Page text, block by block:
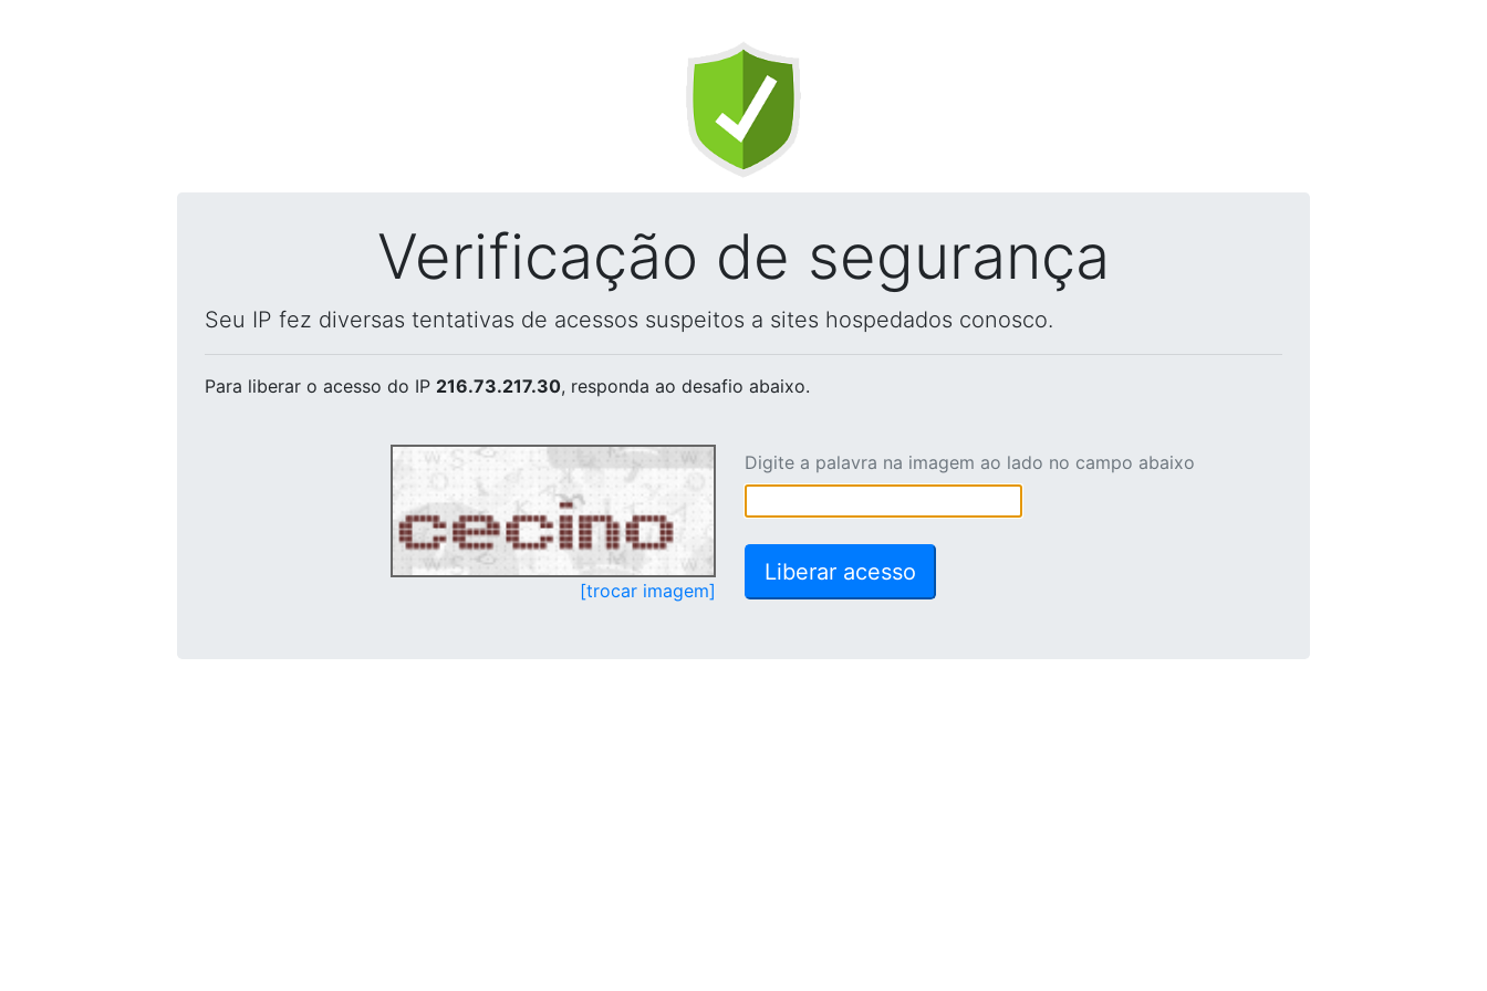
Verificação de segurança
Seu IP fez diversas tentativas de acessos suspeitos a sites hospedados conosco.
Para liberar o acesso do IP 216.73.217.30, responda ao desafio abaixo.
[trocar imagem]
Digite a palavra na imagem ao lado no campo abaixo